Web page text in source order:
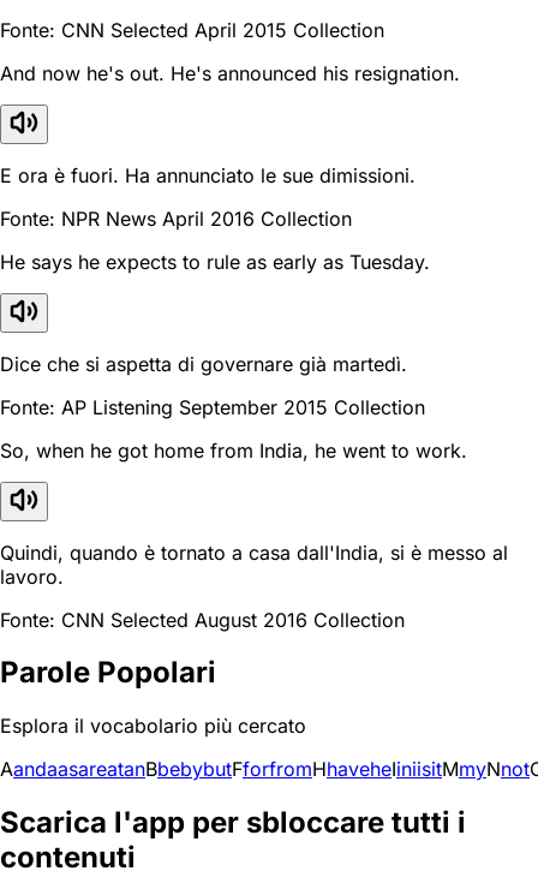
Fonte: CNN Selected April 2015 Collection
And now he's out. He's announced his resignation.
E ora è fuori. Ha annunciato le sue dimissioni.
Fonte: NPR News April 2016 Collection
He says he expects to rule as early as Tuesday.
Dice che si aspetta di governare già martedì.
Fonte: AP Listening September 2015 Collection
So, when he got home from India, he went to work.
Quindi, quando è tornato a casa dall'India, si è messo al
lavoro.
Fonte: CNN Selected August 2016 Collection
Parole Popolari
Esplora il vocabolario più cercato
AandaasareatanBbebybutFforfromHhaveheIiniisitMmyNnot
Scarica l'app per sbloccare tutti i
contenuti